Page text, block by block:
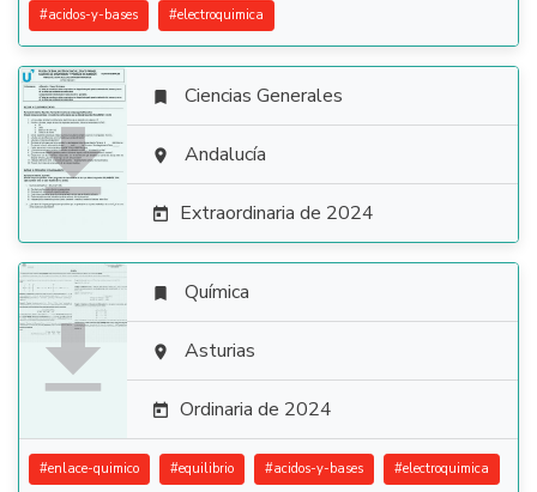
#acidos-y-bases #electroquimica

 Ciencias Generales
 Andalucía
 Extraordinaria de 2024

 Química
 Asturias
 Ordinaria de 2024
#enlace-quimico #equilibrio #acidos-y-bases #electroquimica